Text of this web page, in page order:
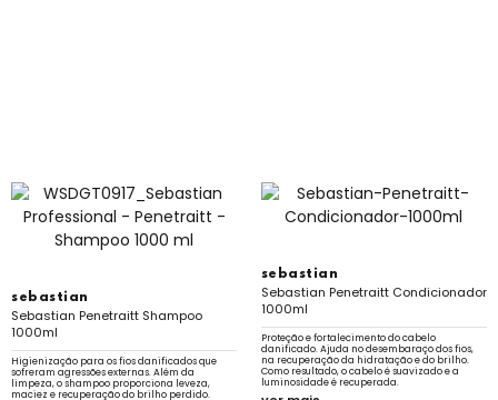
sebastian
Sebastian Penetraitt Shampoo
1000ml
Higienização para os fios danificados que
sofreram agressões externas. Além da
limpeza, o shampoo proporciona leveza,
maciez e recuperação do brilho perdido.
sebastian
Sebastian Penetraitt Condicionador
1000ml
Proteção e fortalecimento do cabelo
danificado. Ajuda no desembaraço dos fios,
na recuperação da hidratação e do brilho.
Como resultado, o cabelo é suavizado e a
luminosidade é recuperada.